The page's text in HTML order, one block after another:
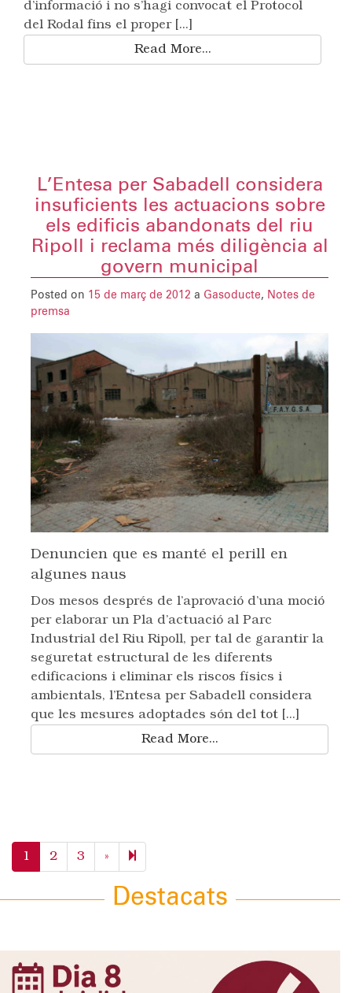
d’informació i no s’hagi convocat el Protocol
del Rodal fins el proper [...]
Read More...
L’Entesa per Sabadell considera
insuficients les actuacions sobre
els edificis abandonats del riu
Ripoll i reclama més diligència al
govern municipal
Posted on 15 de març de 2012 a Gasoducte, Notes de
premsa
Denuncien que es manté el perill en
algunes naus
Dos mesos després de l’aprovació d’una moció
per elaborar un Pla d’actuació al Parc
Industrial del Riu Ripoll, per tal de garantir la
seguretat estructural de les diferents
edificacions i eliminar els riscos físics i
ambientals, l’Entesa per Sabadell considera
que les mesures adoptades són del tot [...]
Read More...
1 2 3 » Next
page
Destacats